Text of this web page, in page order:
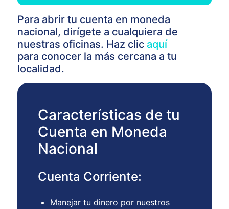
Para abrir tu cuenta en moneda
nacional, dirígete a cualquiera de
nuestras oficinas. Haz clic aquí
para conocer la más cercana a tu
localidad.
Características de tu
Cuenta en Moneda
Nacional
Cuenta Corriente:
Manejar tu dinero por nuestros